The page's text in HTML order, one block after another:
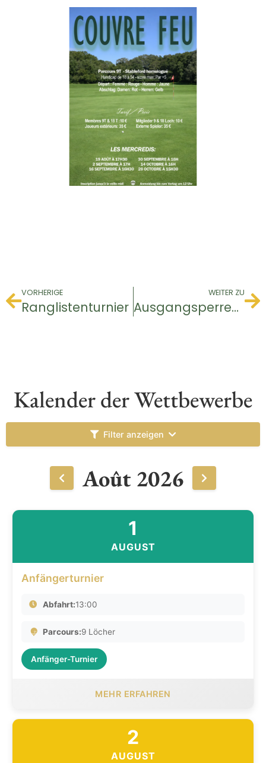
VORHERIGE
Ranglistenturnier
WEITER ZU
Ausgangsperren-Turnier
Kalender der Wettbewerbe
Filter anzeigen
Août 2026
1
AUGUST
Anfängerturnier
Abfahrt:13:00
Parcours:9 Löcher
Anfänger-Turnier
MEHR ERFAHREN
2
AUGUST